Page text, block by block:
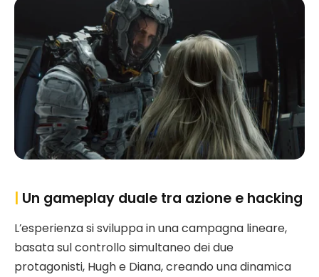
Un gameplay duale tra azione e hacking
L’esperienza si sviluppa in una campagna lineare,
basata sul controllo simultaneo dei due
protagonisti, Hugh e Diana, creando una dinamica